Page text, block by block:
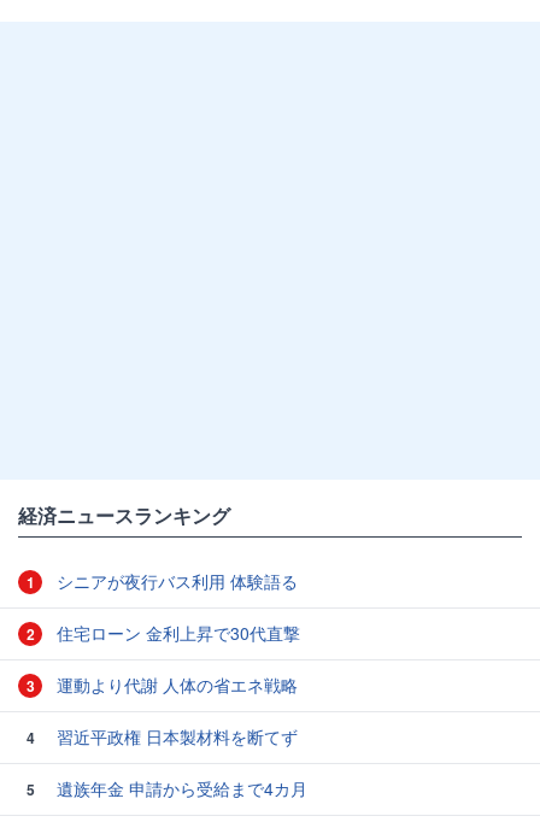
経済ニュースランキング
1 シニアが夜行バス利用 体験語る
2 住宅ローン 金利上昇で30代直撃
3 運動より代謝 人体の省エネ戦略
4 習近平政権 日本製材料を断てず
5
遺族年金 申請から受給まで4カ月